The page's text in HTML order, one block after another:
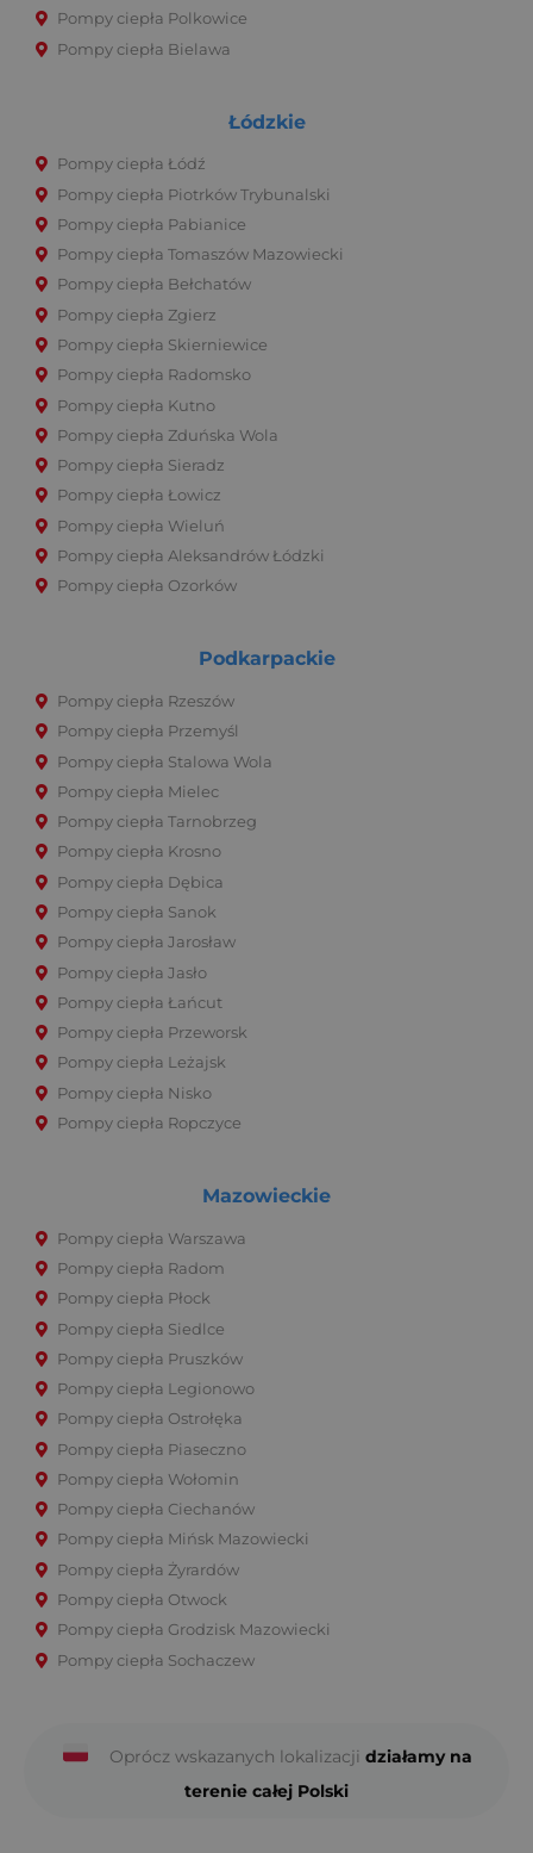
Pompy ciepła Polkowice
Pompy ciepła Bielawa
Łódzkie
Pompy ciepła Łódź
Pompy ciepła Piotrków Trybunalski
Pompy ciepła Pabianice
Pompy ciepła Tomaszów Mazowiecki
Pompy ciepła Bełchatów
Pompy ciepła Zgierz
Pompy ciepła Skierniewice
Pompy ciepła Radomsko
Pompy ciepła Kutno
Pompy ciepła Zduńska Wola
Pompy ciepła Sieradz
Pompy ciepła Łowicz
Pompy ciepła Wieluń
Pompy ciepła Aleksandrów Łódzki
Pompy ciepła Ozorków
Podkarpackie
Pompy ciepła Rzeszów
Pompy ciepła Przemyśl
Pompy ciepła Stalowa Wola
Pompy ciepła Mielec
Pompy ciepła Tarnobrzeg
Pompy ciepła Krosno
Pompy ciepła Dębica
Pompy ciepła Sanok
Pompy ciepła Jarosław
Pompy ciepła Jasło
Pompy ciepła Łańcut
Pompy ciepła Przeworsk
Pompy ciepła Leżajsk
Pompy ciepła Nisko
Pompy ciepła Ropczyce
Mazowieckie
Pompy ciepła Warszawa
Pompy ciepła Radom
Pompy ciepła Płock
Pompy ciepła Siedlce
Pompy ciepła Pruszków
Pompy ciepła Legionowo
Pompy ciepła Ostrołęka
Pompy ciepła Piaseczno
Pompy ciepła Wołomin
Pompy ciepła Ciechanów
Pompy ciepła Mińsk Mazowiecki
Pompy ciepła Żyrardów
Pompy ciepła Otwock
Pompy ciepła Grodzisk Mazowiecki
Pompy ciepła Sochaczew
Oprócz wskazanych lokalizacji działamy na
terenie całej Polski